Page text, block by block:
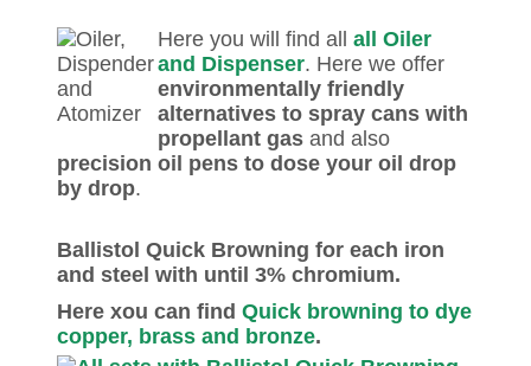
Here you will find all all Oiler
and Dispenser. Here we offer
environmentally friendly
alternatives to spray cans with
propellant gas and also
precision oil pens to dose your oil drop
by drop.
Ballistol Quick Browning for each iron
and steel with until 3% chromium.
Here xou can find Quick browning to dye
copper, brass and bronze.